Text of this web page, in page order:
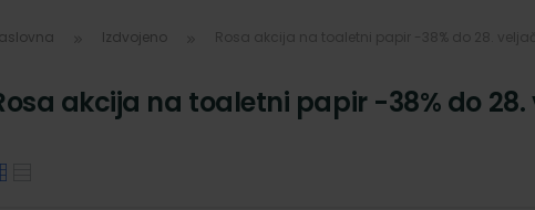
Izdvojeno
akcija na toaletni papir -38% do 28.